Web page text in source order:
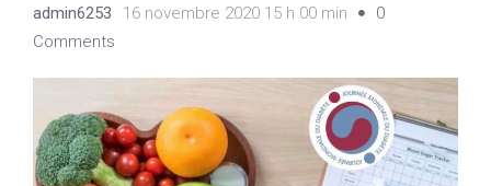
admin6253 16 novembre 2020 15 h 00 min
0
Comments